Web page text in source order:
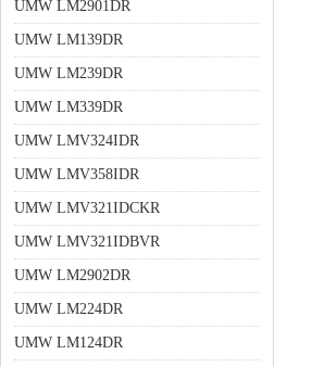
UMW LM2901DR
UMW LM139DR
UMW LM239DR
UMW LM339DR
UMW LMV324IDR
UMW LMV358IDR
UMW LMV321IDCKR
UMW LMV321IDBVR
UMW LM2902DR
UMW LM224DR
UMW LM124DR